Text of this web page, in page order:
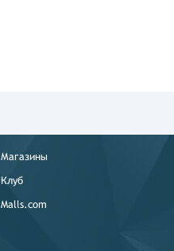
Магазины
Клуб
Malls.com